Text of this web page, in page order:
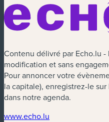
Contenu délivré par Echo.lu
modification et sans
Pour annoncer votre
la capitale), enregistrez-le
dans notre agenda.
www.echo.lu